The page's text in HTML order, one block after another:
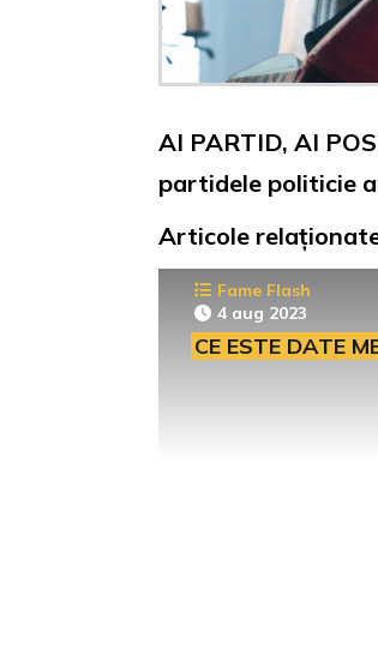
AI PARTID, AI
partidele politicie
Articole
Fame Flash
4 aug 2023
CE ESTE DATE